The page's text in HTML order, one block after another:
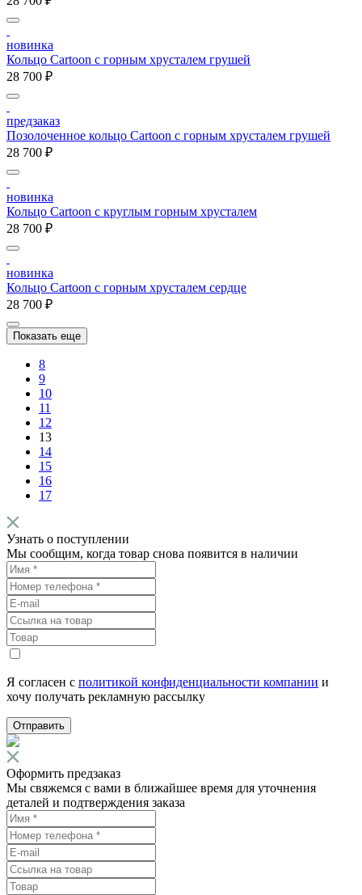
новинка
Кольцо Cartoon c горным хрусталем грушей
28 700 ₽
предзаказ
Позолоченное кольцо Cartoon c горным хрусталем грушей
28 700 ₽
новинка
Кольцо Cartoon c круглым горным хрусталем
28 700 ₽
новинка
Кольцо Cartoon c горным хрусталем сердце
28 700 ₽
Показать еще
8
9
10
11
12
13
14
15
16
17
Узнать о поступлении
Мы сообщим, когда товар снова появится в наличии
Я согласен с политикой конфиденциальности компании и
хочу получать рекламную рассылку
Отправить
Оформить предзаказ
Мы свяжемся с вами в ближайшее время для уточнения
деталей и подтверждения заказа